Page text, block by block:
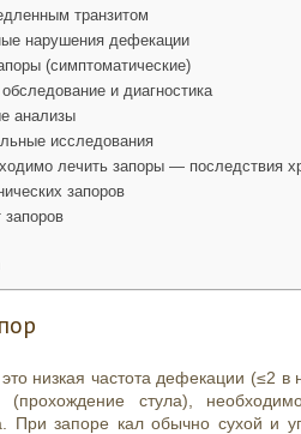
транзитом
нарушения дефекации
(симптоматические)
и диагностика
анализы
исследования
лечить запоры — последствия
запоров
запоров
низкая частота дефекации (≤2
стула),
При запоре кал обычно сухой и